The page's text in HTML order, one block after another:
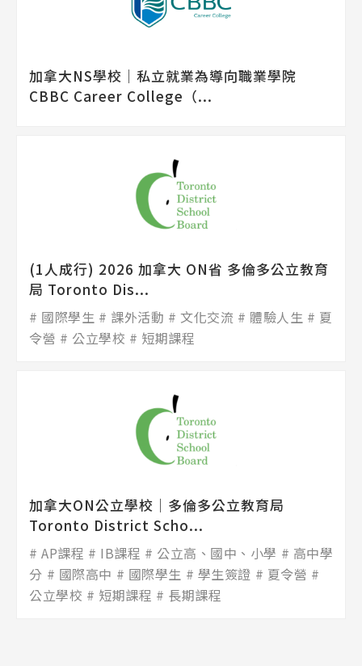
加拿大NS學校│私立就業為導向職業學院
CBBC Career College（...
(1人成行) 2026 加拿大 ON省 多倫多公立教育
局 Toronto Dis...
國際學生 課外活動 文化交流 體驗人生
夏
令營
公立學校 短期課程
加拿大ON公立學校│多倫多公立教育局
Toronto District Scho...
AP課程 IB課程 公立高、國中、小學
高中學
分
國際高中 國際學生 學生簽證
夏令營
公立學校
短期課程 長期課程